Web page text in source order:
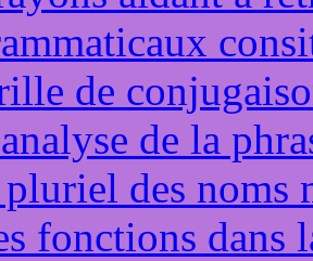
de
de la
des noms
fonctions dans